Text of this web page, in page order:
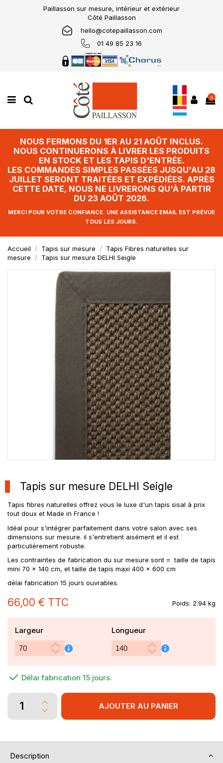
Paillasson sur mesure, intérieur et extérieur
Côté Paillasson
hello@cotepaillasson.com
01 49 85 23 16
0
NOUS FERMONS DU 1ER AU 21 AOÛT INCLUS.
NOUS CONTINUERONS À LIVRER LES PRODUITS
EN STOCK ET LES TAPIS D'ENTRÉE.
LES COMMANDES SIMPLES PASSÉES JUSQU'AU 28
JUILLET SERONT TRAITÉES ET EXPÉDIÉES. APRÈS
CETTE DATE, NOUS NE LIVRERONS QU'À PARTIR
DU 23 AOÛT 2026.
MERCI POUR VOTRE CONFIANCE. UNE ASSISTANCE EMAIL EST PRÉVUE
TOUS LES JOURS.
Accueil Tapis sur mesure
Tapis Fibres naturelles sur
mesure
Tapis sur mesure DELHI Seigle
Tapis sur mesure DELHI Seigle
Tapis fibres naturelles offrez vous le luxe d'un tapis sisal à prix
tout doux et Made in France !
Idéal pour s'intégrer parfaitement dans votre salon avec ses
dimensions sur mesure. il s'entretient aisément et il est
particulièrement robuste.
Les contraintes de fabrication du sur mesure sont = taille de tapis
mini 70 x 140 cm, et taille de tapis maxi 400 x 600 cm
délai fabrication 15 jours ouvrables.
66,00 € TTC Poids: 2.94 kg
Largeur Longueur
Délai fabrication 15 jours.
AJOUTER AU PANIER
Description